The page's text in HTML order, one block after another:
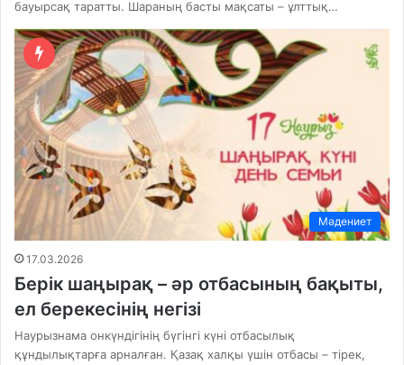
бауырсақ таратты. Шараның басты мақсаты – ұлттық…
Мәдениет
17.03.2026
Берік шаңырақ – әр отбасының бақыты,
ел берекесінің негізі
Наурызнама онкүндігінің бүгінгі күні отбасылық
құндылықтарға арналған. Қазақ халқы үшін отбасы – тірек,